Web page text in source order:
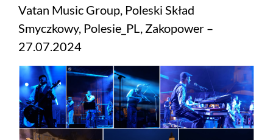
Vatan Music Group, Poleski Skład
Smyczkowy, Polesie_PL, Zakopower –
27.07.2024